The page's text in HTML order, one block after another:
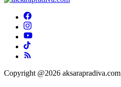
Copyright @2026 aksarapradiva.com